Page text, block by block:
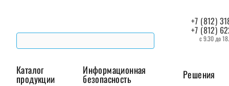
+7 (812)
+7 (812)
с 9.30 до
Каталог
продукции
Информационная
безопасность Решения